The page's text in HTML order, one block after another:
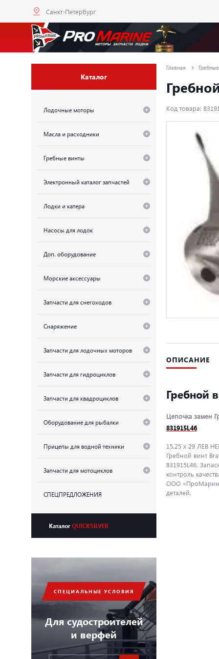
Санкт-Петербург
Каталог
Лодочные моторы
Масла и расходники
Гребные винты
Электронный каталог запчастей
Лодки и катера
Насосы для лодок
Доп. оборудование
Морские аксессуары
Запчасти для снегоходов
Снаряжение
Запчасти для лодочных моторов
Запчасти для гидроциклов
Запчасти для квадроциклов
Оборудование для рыбалки
Прицепы для водной техники
Запчасти для мотоциклов
СПЕЦПРЕДЛОЖЕНИЯ
КаталогQUICKSILVER
СПЕЦИАЛЬНЫЕ УСЛОВИЯ
Для судостроителей
и верфей
Главная
Код товара:
ОПИСАНИЕ
Гребной
Цепочка замен
831915L46
15.25 x 29 ЛЕВ
Гребной винт
831915L46.
контроль
ООО «ПроМарин»
деталей.